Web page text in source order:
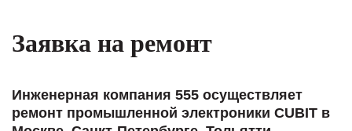
Заявка на ремонт
Инженерная компания 555 осуществляет
ремонт промышленной электроники CUBIT в